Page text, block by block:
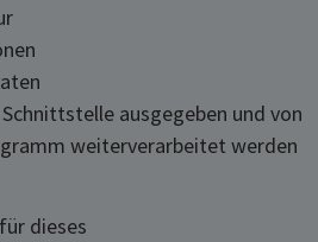
ausgegeben und von
weiterverarbeitet werden
dieses